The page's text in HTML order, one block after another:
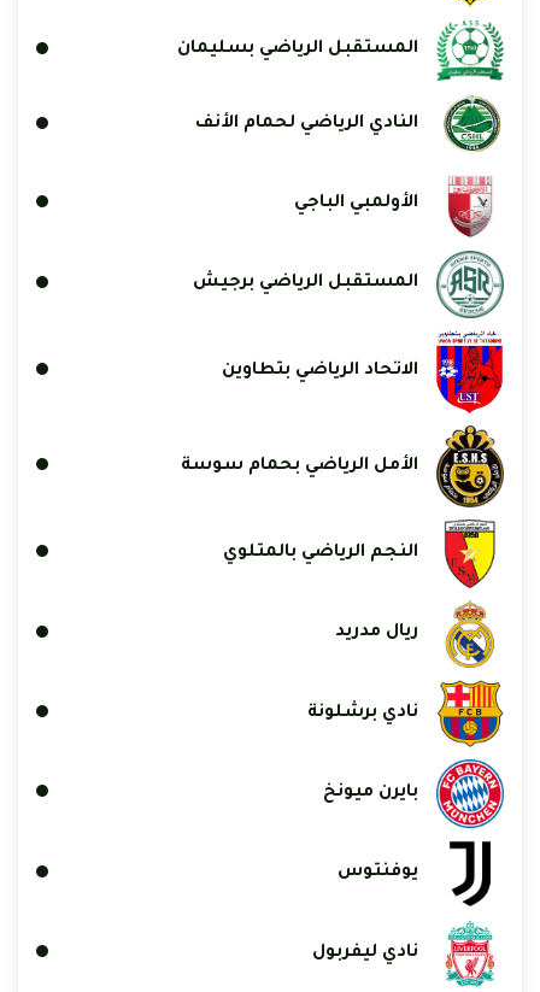
المستقبل الرياضي بسليمان
النادي الرياضي لحمام الأنف
الأولمبي الباجي
المستقبل الرياضي برجيش
الاتحاد الرياضي بتطاوين
الأمل الرياضي بحمام سوسة
النجم الرياضي بالمتلوي
ريال مدريد
نادي برشلونة
بايرن ميونخ
يوفنتوس
نادي ليفربول